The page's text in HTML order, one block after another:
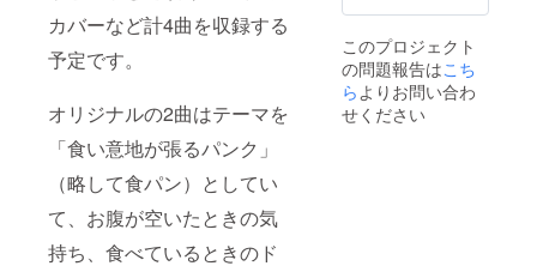
カバーなど計4曲を収録する
予定です。
オリジナルの2曲はテーマを
「食い意地が張るパンク」
（略して食パン）としてい
て、お腹が空いたときの気
持ち、食べているときのド
このプロジェクト
の問題報告はこち
ら よりお問い合わ
せください